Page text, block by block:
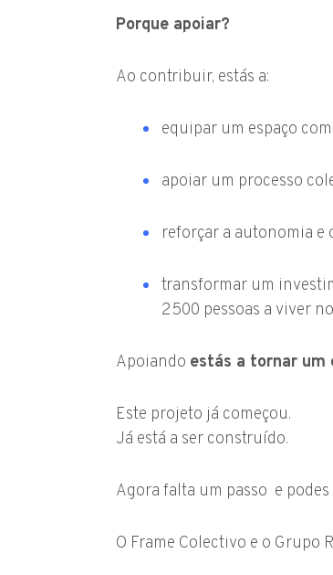
Porque apoiar?
Ao contribuir, estás a:
equipar um espaço
apoiar um processo
reforçar a autonomia e
transformar um
2500 pessoas a viver
Apoiando estás a tornar um
Este projeto já começou.
Já está a ser construído.
Agora falta um passo e
O Frame Colectivo e o Grupo